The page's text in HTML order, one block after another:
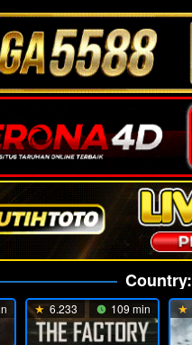
Country:
6.233 109 min